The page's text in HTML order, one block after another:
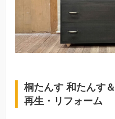
桐たんす 和たんす
再生・リフォーム